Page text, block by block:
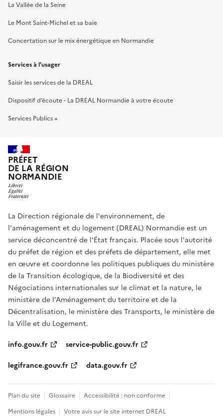
La Vallée de la Seine
Le Mont Saint-Michel et sa baie
Concertation sur le mix énergétique en Normandie
Services à l’usager
Saisir les services de la DREAL
Dispositif d’écoute - La DREAL Normandie à votre écoute
Services Publics +
PRÉFET
DE LA RÉGION
NORMANDIE
La Direction régionale de l'environnement, de
l'aménagement et du logement (DREAL) Normandie est un
service déconcentré de l'État français. Placée sous l'autorité
du préfet de région et des préfets de département, elle met
en œuvre et coordonne les politiques publiques du ministère
de la Transition écologique, de la Biodiversité et des
Négociations internationales sur le climat et la nature, le
ministère de l’Aménagement du territoire et de la
Décentralisation, le ministère des Transports, le ministère de
la Ville et du Logement.
info.gouv.fr
service-public.gouv.fr
legifrance.gouv.fr
data.gouv.fr
Plan du site Glossaire
Accessibilité : non conforme
Mentions légales
Votre avis sur le site internet DREAL